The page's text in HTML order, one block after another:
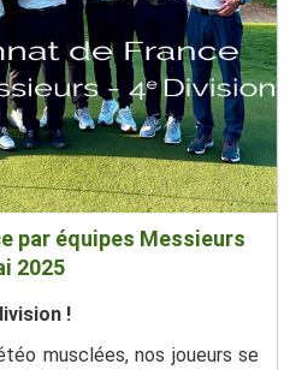
par équipes Messieurs
2025
!
musclées, nos joueurs se